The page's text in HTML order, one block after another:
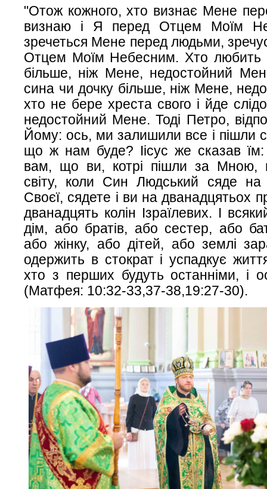
"Отож кожного, хто визнає Мене
визнаю і Я перед Отцем Моїм
зречеться Мене перед людьми,
Отцем Моїм Небесним. Хто любить
більше, ніж Мене, недостойний
сина чи дочку більше, ніж Мене,
хто не бере хреста свого і йде
недостойний Мене. Тоді Петро,
Йому: ось, ми залишили все і пішли
що ж нам буде? Іісус же сказав їм:
вам, що ви, котрі пішли за Мною,
світу, коли Син Людський сяде на
Своєї, сядете і ви на дванадцятьох
дванадцять колін Ізраїлевих. І
дім, або братів, або сестер, або
або жінку, або дітей, або землі
одержить в стократ і успадкує
хто з перших будуть останніми, і
(Матфея: 10:32-33,37-38,19:27-30).